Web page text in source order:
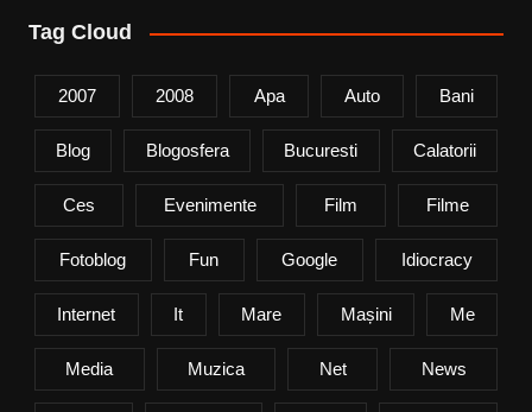
Tag Cloud
2007 2008 Apa Auto Bani
Blog Blogosfera Bucuresti Calatorii
Ces Evenimente Film Filme
Fotoblog Fun Google Idiocracy
Internet It Mare Mașini Me
Media Muzica Net News